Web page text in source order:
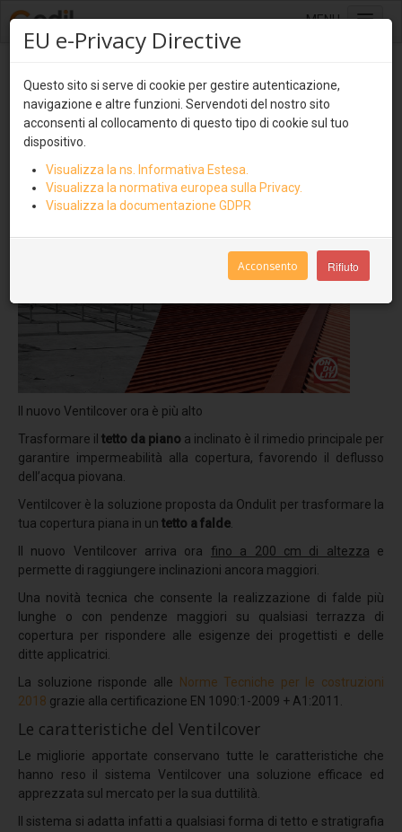
MENU
Sistemi di copertura
Lastre multistrato
Coverib 850
Coverpiù
Coverpiù Curvabile
Coverpiù AGRI
Coverpiù Mono
Coverpiù FONO
Steelpiù
ArchYt
Sistemi isolati e ventilati
Ventilcover
Smart Drain
Cover Tray
Stratigrafie
Stratigrafia 1
Stratigrafia 3
Stratigrafia 4
Stratigrafia 5
Trasformare il tetto da piano a
inclinato
Il nuovo Ventilcover ora è più alto
Trasformare il tetto da piano a inclinato è il rimedio principale per
garantire impermeabilità alla copertura, favorendo il deflusso
dell’acqua piovana.
Ventilcover è la soluzione proposta da Ondulit per trasformare la
tua copertura piana in un tetto a falde.
Il nuovo Ventilcover arriva ora fino a 200 cm di altezza e
permette di raggiungere inclinazioni ancora maggiori.
Una novità tecnica che consente la realizzazione di falde più
lunghe o con pendenze maggiori su qualsiasi terrazza di
copertura per rispondere alle esigenze dei progettisti e delle
ditte applicatrici.
La soluzione risponde alle
Norme Tecniche per le costruzioni
2018 grazie alla certificazione EN 1090:1-2009 + A1:2011.
Le caratteristiche del Ventilcover
Le migliorie apportate conservano tutte le caratteristiche che
hanno reso il sistema Ventilcover una soluzione efficace ed
apprezzata sul mercato per la sua duttilità.
Il sistema si adatta infatti a qualsiasi forma di tetto e stratigrafia
EU e-Privacy Directive
Questo sito si serve di cookie per gestire autenticazione,
navigazione e altre funzioni. Servendoti del nostro sito
acconsenti al collocamento di questo tipo di cookie sul tuo
dispositivo.
Visualizza la ns. Informativa Estesa.
Visualizza la normativa europea sulla Privacy.
Visualizza la documentazione GDPR
Acconsento Rifiuto